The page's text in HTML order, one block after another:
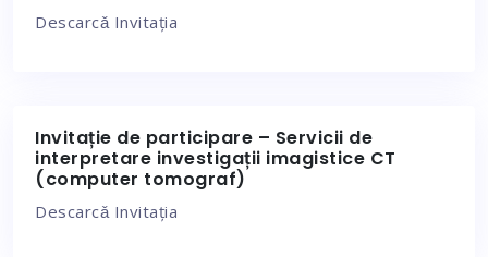
Descarcǎ Invitația
Invitație de participare – Servicii de
interpretare investigații imagistice CT
(computer tomograf)
Descarcǎ Invitația